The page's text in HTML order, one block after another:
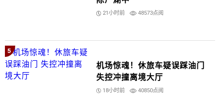
21小时前 48573点阅
5
机场惊魂！休旅车疑误踩油门
失控冲撞离境大厅
18小时前 40850点阅